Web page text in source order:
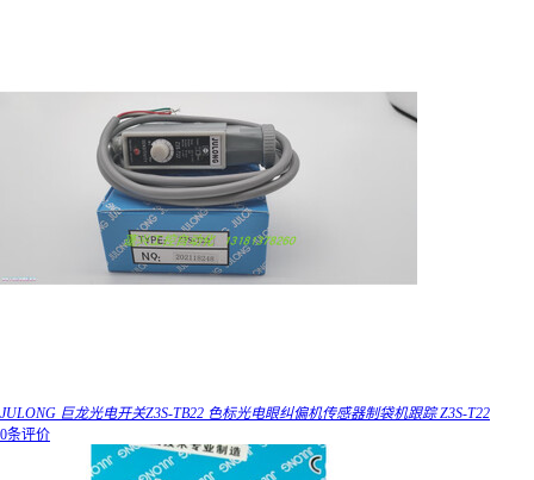
JULONG 巨龙光电开关Z3S-TB22 色标光电眼纠偏机传感器制袋机跟踪 Z3S-T22
0条评价